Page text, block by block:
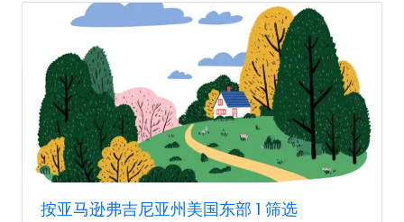
按亚马逊弗吉尼亚州美国东部 1 筛选